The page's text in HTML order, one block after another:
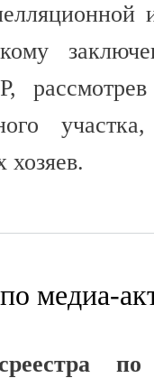
хозяев.
медиа-
по